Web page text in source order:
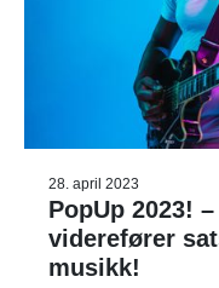
28. april 2023
PopUp 2023!
viderefører
musikk!